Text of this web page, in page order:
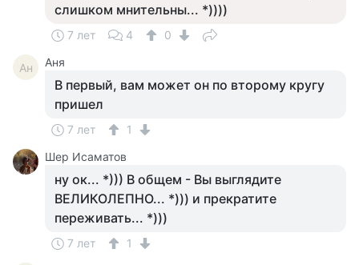
слишком мнительны... *))))
7 лет 4 0
Ан Аня
В первый, вам может он по второму кругу
пришел
7 лет
1
Шер Исаматов
ну ок... *))) В общем - Вы выглядите
ВЕЛИКОЛЕПНО... *))) и прекратите
переживать... *)))
7 лет 1